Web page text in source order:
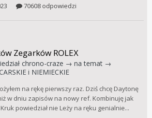
70608 odpowiedzi
Zegarków ROLEX
chrono-craze → na temat →
i NIEMIECKIE
na rękę pierwszy raz. Dziś chcę Daytonę
w dniu zapisów na nowy ref. Kombinuję jak
powiedział nie Leży na ręku genialnie...